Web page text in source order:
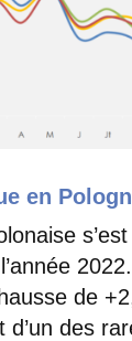
en
de
d’un des